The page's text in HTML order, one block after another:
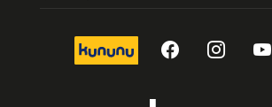
kununu Facebook